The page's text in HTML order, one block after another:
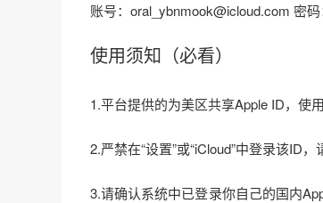
账号：oral_ybnmook@icloud.com 密
使用须知（必看）
1.平台提供的为美区共享Apple ID，使
2.严禁在“设置”或“iCloud”中登录该ID
3.请确认系统中已登录你自己的国内